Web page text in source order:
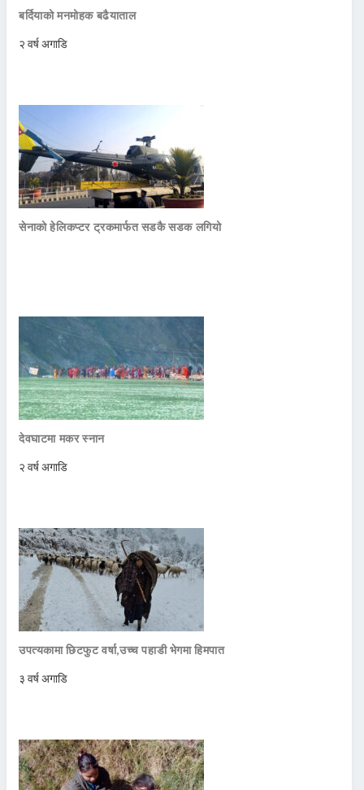
बर्दियाको मनमोहक बढैयाताल
२ वर्ष अगाडि
सेनाको हेलिकप्टर ट्रकमार्फत सडकै सडक लगियो
देवघाटमा मकर स्नान
२ वर्ष अगाडि
उपत्यकामा छिटफुट वर्षा,उच्च पहाडी भेगमा हिमपात
३ वर्ष अगाडि